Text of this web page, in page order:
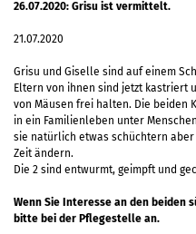
26.07.2020: Grisu ist vermittelt.
21.07.2020
Grisu und Giselle sind auf einem
Eltern von ihnen sind jetzt kastriert
von Mäusen frei halten. Die beiden
in ein Familienleben unter
sie natürlich etwas schüchtern
Zeit ändern.
Die 2 sind entwurmt, geimpft und
Wenn Sie Interesse an den beiden
bitte bei der Pflegestelle an.